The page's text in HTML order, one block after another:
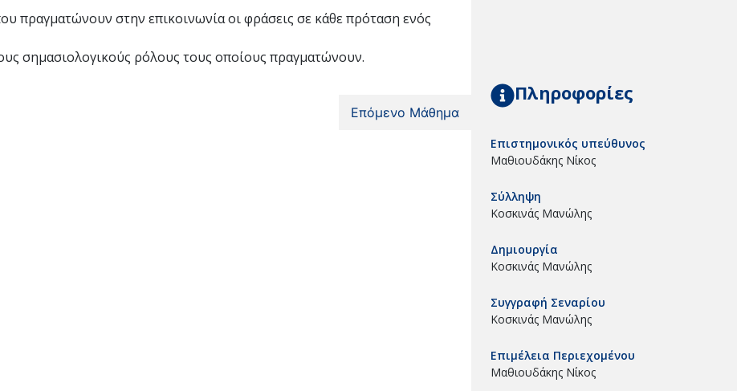
πραγματώνουν στην επικοινωνία οι φράσεις σε κάθε πρόταση ενός
σημασιολογικούς ρόλους τους οποίους πραγματώνουν.
Επόμενο Μάθημα
Πληροφορίες
Επιστημονικός υπεύθυνος
Μαθιουδάκης Νίκος
Σύλληψη
Κοσκινάς Μανώλης
Δημιουργία
Κοσκινάς Μανώλης
Συγγραφή Σεναρίου
Κοσκινάς Μανώλης
Επιμέλεια Περιεχομένου
Μαθιουδάκης Νίκος